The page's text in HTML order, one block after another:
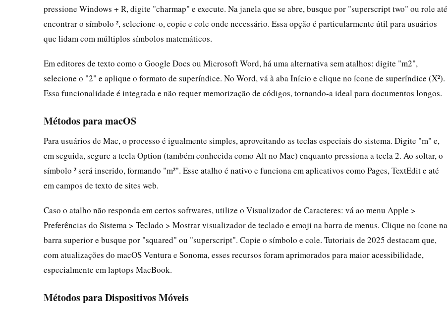
pressione Windows + R, digite "charmap" e execute. Na janela que se abre, busque por "superscript two" ou role até
encontrar o símbolo ², selecione-o, copie e cole onde necessário. Essa opção é particularmente útil para usuários
que lidam com múltiplos símbolos matemáticos.
Em editores de texto como o Google Docs ou Microsoft Word, há uma alternativa sem atalhos: digite "m2",
selecione o "2" e aplique o formato de superíndice. No Word, vá à aba Início e clique no ícone de superíndice (X²).
Essa funcionalidade é integrada e não requer memorização de códigos, tornando-a ideal para documentos longos.
Métodos para macOS
Para usuários de Mac, o processo é igualmente simples, aproveitando as teclas especiais do sistema. Digite "m" e,
em seguida, segure a tecla Option (também conhecida como Alt no Mac) enquanto pressiona a tecla 2. Ao soltar, o
símbolo ² será inserido, formando "m²". Esse atalho é nativo e funciona em aplicativos como Pages, TextEdit e até
em campos de texto de sites web.
Caso o atalho não responda em certos softwares, utilize o Visualizador de Caracteres: vá ao menu Apple >
Preferências do Sistema > Teclado > Mostrar visualizador de teclado e emoji na barra de menus. Clique no ícone na
barra superior e busque por "squared" ou "superscript". Copie o símbolo e cole. Tutoriais de 2025 destacam que,
com atualizações do macOS Ventura e Sonoma, esses recursos foram aprimorados para maior acessibilidade,
especialmente em laptops MacBook.
Métodos para Dispositivos Móveis